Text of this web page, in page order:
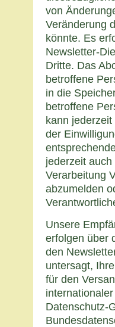
von
Veränderung
könnte. Es
Newsletter-
Dritte. Das
betroffene
in die
betroffene
kann
der
jederzeit
Verarbeitung
abzumelden
Unsere
erfolgen über
den
untersagt,
für den
Datenschutz-